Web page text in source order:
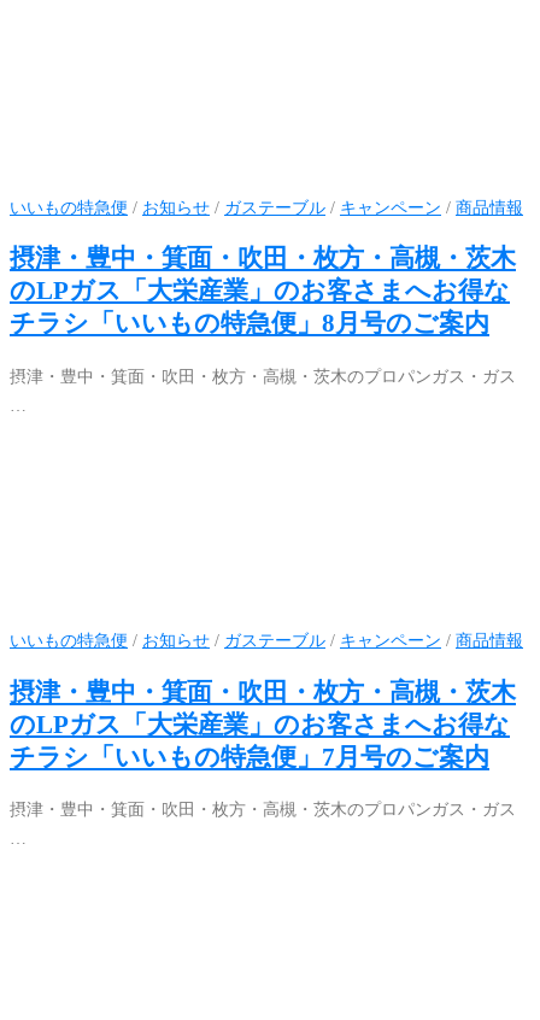
いいもの特急便 / お知らせ / ガステーブル / キャンペーン / 商品情報
摂津・豊中・箕面・吹田・枚方・高槻・茨木
のLPガス「大栄産業」のお客さまへお得な
チラシ「いいもの特急便」8月号のご案内
摂津・豊中・箕面・吹田・枚方・高槻・茨木のプロパンガス・ガス
いいもの特急便 / お知らせ / ガステーブル / キャンペーン / 商品情報
摂津・豊中・箕面・吹田・枚方・高槻・茨木
のLPガス「大栄産業」のお客さまへお得な
チラシ「いいもの特急便」7月号のご案内
摂津・豊中・箕面・吹田・枚方・高槻・茨木のプロパンガス・ガス